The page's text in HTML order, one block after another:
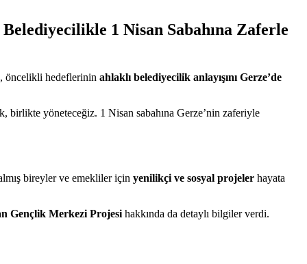
1 Nisan Sabahına Zaferle
öncelikli hedeflerinin ahlaklı belediyecilik anlayışını Gerze’de
birlikte yöneteceğiz. 1 Nisan sabahına Gerze’nin zaferiyle
bireyler ve emekliler için yenilikçi ve sosyal projeler hayata
Gençlik Merkezi Projesi hakkında da detaylı bilgiler verdi.